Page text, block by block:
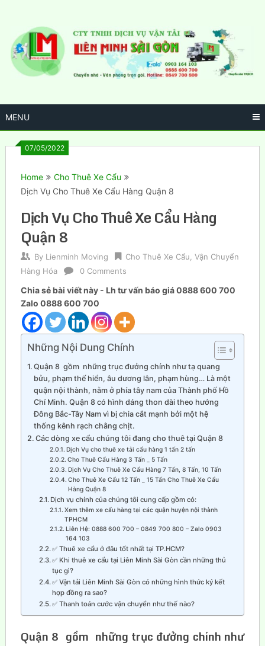
content
MENU
07/05/2022
Home
Cho Thuê Xe Cẩu
Dịch Vụ Cho Thuê Xe Cẩu Hàng Quận 8
Dịch Vụ Cho Thuê Xe Cẩu Hàng
Quận 8
By Lienminh Moving Cho Thuê Xe Cẩu Vận Chuyển
Hàng Hóa
0 Comments
Chia sẻ bài viết này - Lh tư vấn báo giá 0888 600 700
Zalo 0888 600 700
Những Nội Dung Chính
Quận 8 gồm những trục đưởng chính như tạ quang
bửu, phạm thế hiển, âu dương lân, phạm hùng… Là một
quận nội thành, nằm ở phía tây nam của Thành phố Hồ
Chí Minh. Quận 8 có hình dáng thon dài theo hướng
Đông Bắc-Tây Nam vì bị chia cắt mạnh bởi một hệ
thống kênh rạch chằng chịt.
Các dòng xe cẩu chúng tôi đang cho thuê tại Quận 8
Dịch Vụ cho thuê xe tải cẩu hàng 1 tấn 2 tấn
Cho Thuê Cẩu Hàng 3 Tấn _ 5 Tấn
Dịch Vụ Cho Thuê Xe Cẩu Hàng 7 Tấn, 8 Tấn, 10 Tấn
Cho Thuê Xe Cẩu 12 Tấn _ 15 Tấn Cho Thuê Xe Cẩu
Hàng Quận 8
Dịch vụ chính của chúng tôi cung cấp gồm có:
Xem thêm xe cẩu hàng tại các quận huyện nội thành
TPHCM
Liên Hệ: 0888 600 700 – 0849 700 800 – Zalo 0903
164 103
✅ Thuê xe cẩu ở đâu tốt nhất tại TP.HCM?
✅ Khi thuê xe cẩu tại Liên Minh Sài Gòn cần những thủ
tục gì?
✅ Vận tải Liên Minh Sài Gòn có những hình thức ký kết
hợp đồng ra sao?
✅ Thanh toán cước vận chuyển như thế nào?
Quận 8 gồm những trục đưởng chính như